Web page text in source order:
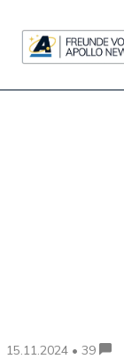
15.11.2024 • 39